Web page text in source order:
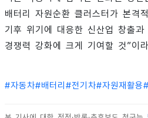
배터리 자원순환 클러스터가 본격
기후 위기에 대응한 신산업 창출과
경쟁력 강화에 크게 기여할 것”이
#자동차#배터리 #전기차#자원재활용#